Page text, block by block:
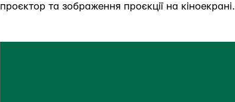
проєктор та зображення проєкції на кіноекрані.